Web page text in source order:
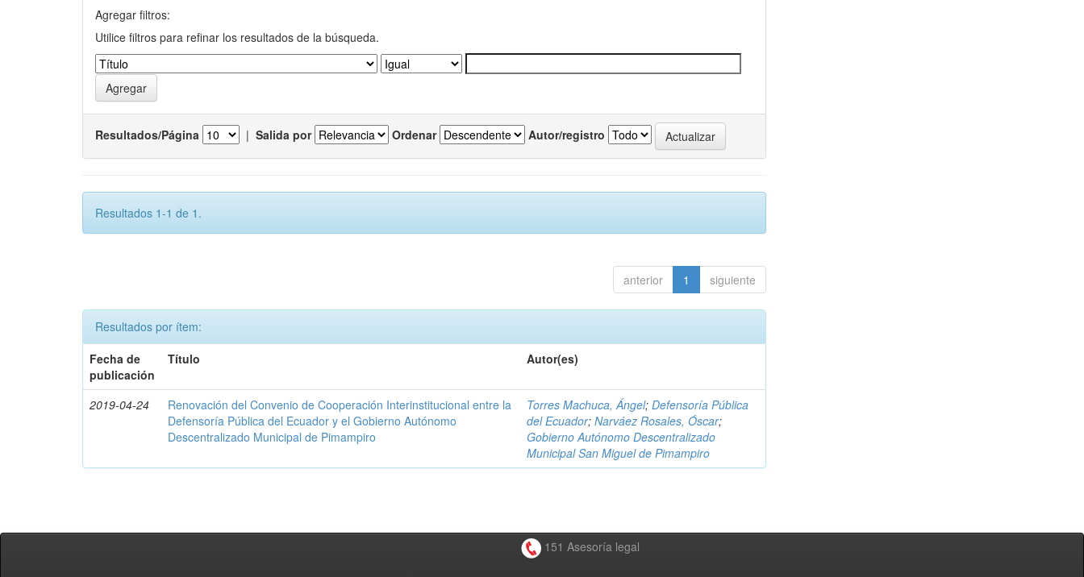
Agregar filtros:
Utilice filtros para refinar los resultados de la búsqueda.
Resultados/Página | Salida por Ordenar Autor/registro
Resultados 1-1 de 1.
anterior 1 siguiente
Resultados por ítem:
Fecha de
publicación
Título Autor(es)
2019-04-24
Renovación del Convenio de Cooperación Interinstitucional entre la
Defensoría Pública del Ecuador y el Gobierno Autónomo
Descentralizado Municipal de Pimampiro
Torres Machuca, Ángel;Defensoría Pública
del Ecuador;Narváez Rosales, Óscar;
Gobierno Autónomo Descentralizado
Municipal San Miguel de Pimampiro
151 Asesoría legal